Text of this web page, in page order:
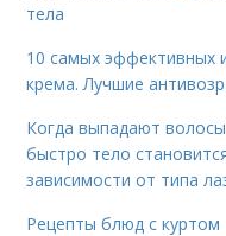
тела
10 самых эффективных
крема. Лучшие
Когда выпадают
быстро тело
зависимости от типа
Рецепты блюд с куртом